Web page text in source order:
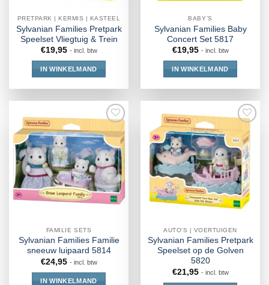
PRETPARK | KERMIS | KASTEEL
Sylvanian Families Pretpark
Speelset Vliegtuig & Trein
€19,95 - incl. btw
IN WINKELMAND
BABY'S
Sylvanian Families Baby
Concert Set 5817
€19,95 - incl. btw
IN WINKELMAND
FAMILIE SETS
Sylvanian Families Familie
sneeuw luipaard 5814
€24,95 - incl. btw
IN WINKELMAND
AUTO'S | VOERTUIGEN
Sylvanian Families Pretpark
Speelset op de Golven
5820
€21,95 - incl. btw